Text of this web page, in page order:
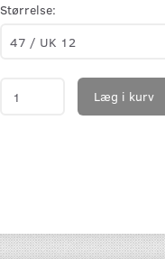
Størrelse:
Læg i kurv